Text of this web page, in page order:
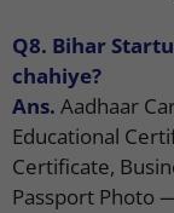
Q8. Bihar
chahiye?
Ans. Aadhaar
Educational
Certificate,
Passport Photo —